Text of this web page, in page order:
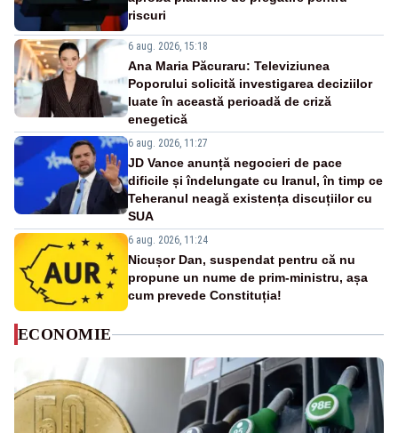
riscuri
6 aug. 2026, 15:18
Ana Maria Păcuraru: Televiziunea
Poporului solicită investigarea deciziilor
luate în această perioadă de criză
enegetică
6 aug. 2026, 11:27
JD Vance anunță negocieri de pace
dificile și îndelungate cu Iranul, în timp ce
Teheranul neagă existența discuțiilor cu
SUA
6 aug. 2026, 11:24
Nicușor Dan, suspendat pentru că nu
propune un nume de prim-ministru, așa
cum prevede Constituția!
ECONOMIE